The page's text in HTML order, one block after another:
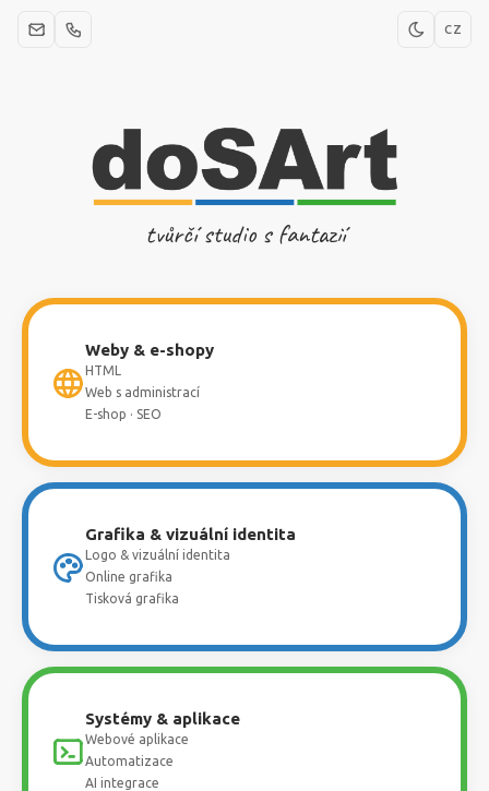
CZ
tvůrčí studio s fantazií
Weby & e-shopy
HTML
Web s administrací
E-shop · SEO
Grafika & vizuální identita
Logo & vizuální identita
Online grafika
Tisková grafika
Systémy & aplikace
Webové aplikace
Automatizace
AI integrace